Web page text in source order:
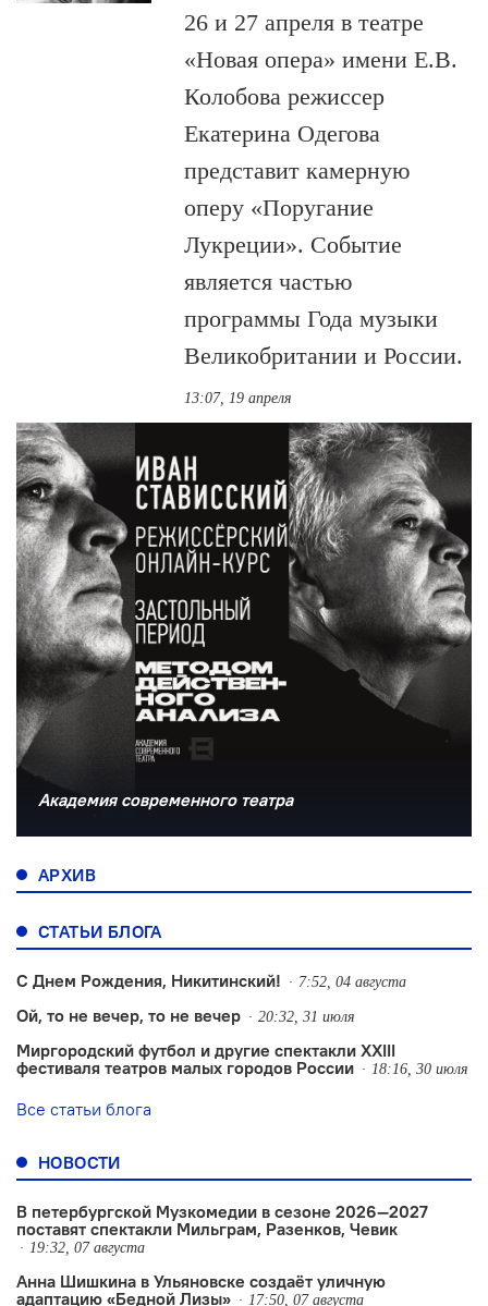
26 и 27 апреля в театре
«Новая опера» имени Е.В.
Колобова режиссер
Екатерина Одегова
представит камерную
оперу «Поругание
Лукреции». Событие
является частью
программы Года музыки
Великобритании и России.
13:07, 19 апреля
Академия современного театра
АРХИВ
СТАТЬИ БЛОГА
С Днем Рождения, Никитинский! 7:52, 04 августа
Ой, то не вечер, то не вечер 20:32, 31 июля
Миргородский футбол и другие спектакли XXIII
фестиваля театров малых городов России
18:16, 30 июля
Все статьи блога
НОВОСТИ
В петербургской Музкомедии в сезоне 2026—2027
поставят спектакли Мильграм, Разенков, Чевик
19:32, 07 августа
Анна Шишкина в Ульяновске создаëт уличную
адаптацию «Бедной Лизы»
17:50, 07 августа